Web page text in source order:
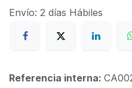
Envío: 2 días Hábiles
Referencia interna: